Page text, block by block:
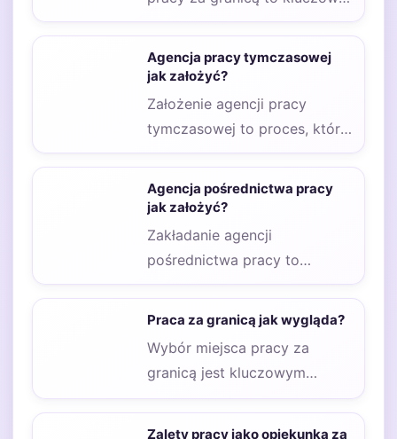
krok dla osób poszukujących
zatrudnienia w innym…
Agencja pracy tymczasowej
jak założyć?
Założenie agencji pracy
tymczasowej to proces, który
wymaga przemyślenia wielu
aspektów prawnych oraz
organizacyjnych. Na…
Agencja pośrednictwa pracy
jak założyć?
Zakładanie agencji
pośrednictwa pracy to
proces, który wymaga
staranności oraz przemyślanej
Praca za granicą jak wygląda?
Wybór miejsca pracy za
granicą jest kluczowym
krokiem dla wielu osób, które
Zalety pracy jako opiekunka za